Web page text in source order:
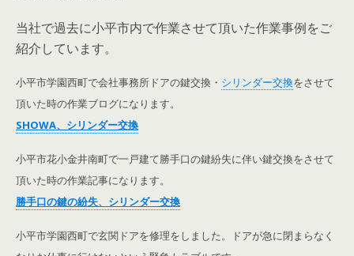
当社で過去に小平市内で作業させて頂いた作業事例をご
紹介しています。
小平市学園西町で会社事務所ドアの鍵交換・ シリンダー交換をさせて
頂いた時の作業ブログになります。
SHOWA、シリンダー交換
小平市花小金井南町で一戸建て勝手口の鍵紛失に伴い鍵交換をさせて
頂いた時の作業記事になります。
勝手口の鍵の紛失、シリンダー交換
小平市学園西町で玄関ドアを修理をしました。ドアが急に閉まらなく